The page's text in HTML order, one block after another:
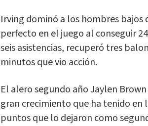
Irving dominó a los hombres bajos
perfecto en el juego al conseguir
seis asistencias, recuperó tres
minutos que vio acción.
El alero segundo año Jaylen
gran crecimiento que ha tenido
puntos que lo dejaron como